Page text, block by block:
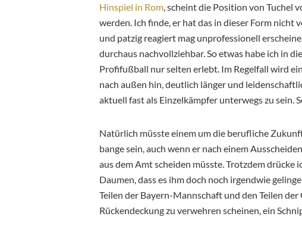
Hinspiel in Rom, scheint die Position von Tuchel
werden. Ich finde, er hat das in dieser Form nicht
und patzig reagiert mag unprofessionell
durchaus nachvollziehbar. So etwas habe ich in
Profifußball nur selten erlebt. Im Regelfall wird
nach außen hin, deutlich länger und
aktuell fast als Einzelkämpfer unterwegs zu sein.
Natürlich müsste einem um die berufliche
bange sein, auch wenn er nach einem
aus dem Amt scheiden müsste. Trotzdem
Daumen, dass es ihm doch noch irgendwie
Teilen der Bayern-Mannschaft und den Teilen
Rückendeckung zu verwehren scheinen, ein